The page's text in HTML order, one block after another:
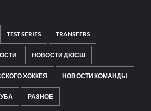
TEST SERIES TRANSFERS
НОВОСТИ ДЮСШ
ХОККЕЯ НОВОСТИ КОМАНДЫ
РАЗНОЕ